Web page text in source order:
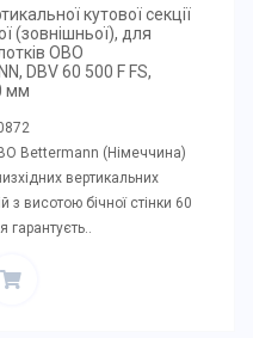
кутової секції
(зовнішньої), для
OBO
DBV 60 500 F FS,
мм
Bettermann (Німеччина)
вертикальних
з висотою бічної стінки 60
гарантуєть..